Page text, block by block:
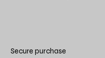
Secure purchase